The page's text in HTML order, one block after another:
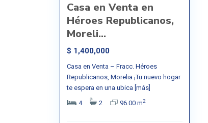
Casa en Venta en
Héroes Republicanos,
Moreli...
$ 1,400,000
Casa en Venta – Fracc. Héroes
Republicanos, Morelia ¡Tu nuevo hogar
te espera en una ubica [más]
4
2 96.00 m2